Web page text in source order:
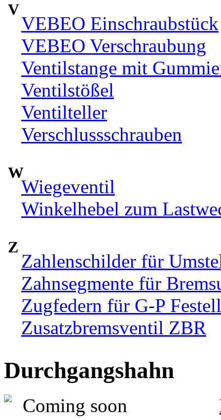
V
VEBEO Einschraubstück
VEBEO Verschraubung
Ventilstange mit
Ventilstößel
Ventilteller
Verschlussschrauben
W
Wiegeventil
Winkelhebel zum
Z
Zahlenschilder für
Zahnsegmente für
Zugfedern für G-P
Zusatzbremsventil ZBR
Durchgangshahn